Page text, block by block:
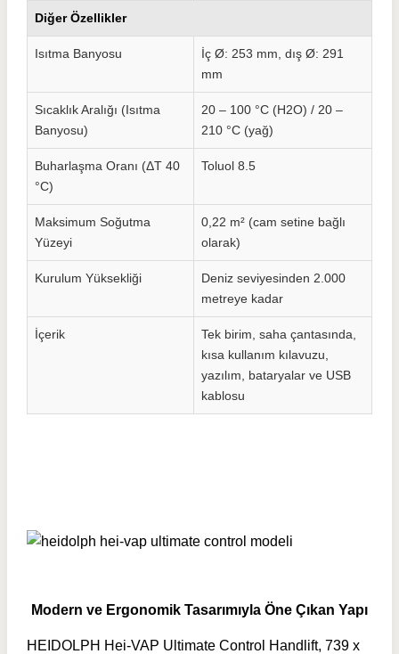
Diğer Özellikler
Isıtma Banyosu
İç Ø: 253 mm, dış Ø: 291
mm
Sıcaklık Aralığı (Isıtma
Banyosu)
20 – 100 °C (H2O) / 20 –
210 °C (yağ)
Buharlaşma Oranı (ΔT 40
°C)
Toluol 8.5
Maksimum Soğutma
Yüzeyi
0,22 m² (cam setine bağlı
olarak)
Kurulum Yüksekliği
Deniz seviyesinden 2.000
metreye kadar
İçerik
Tek birim, saha çantasında,
kısa kullanım kılavuzu,
yazılım, bataryalar ve USB
kablosu
Modern ve Ergonomik Tasarımıyla Öne Çıkan Yapı
HEIDOLPH Hei-VAP Ultimate Control Handlift, 739 x